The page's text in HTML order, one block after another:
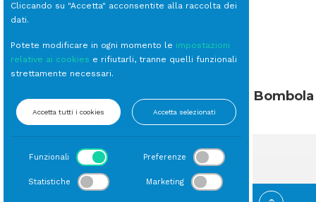
Petit Baroque Bombola
Cliccando su "Accetta" acconsentite alla raccolta dei
dati.
Potete modificare in ogni momento le impostazioni
relative ai cookies e rifiutarli, tranne quelli funzionali
strettamente necessari.
Accetta tutti i cookies Accetta selezionati
Funzionali Preferenze
Statistiche Marketing